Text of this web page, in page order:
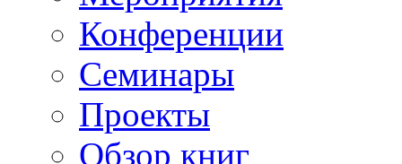
Конференции
Семинары
Проекты
Обзор книг